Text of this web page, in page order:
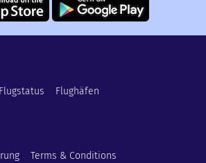
Flugstatus Flughäfen
Terms & Conditions